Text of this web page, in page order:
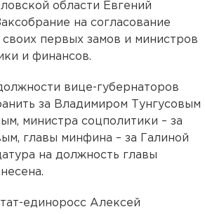
области Евгений
на согласование
первых замов и министров
и финансов.
вице-губернаторов
за Владимиром Тунгусовым
министра соцполитики – за
главы минфина – за Галиной
на должность главы
единоросс Алексей